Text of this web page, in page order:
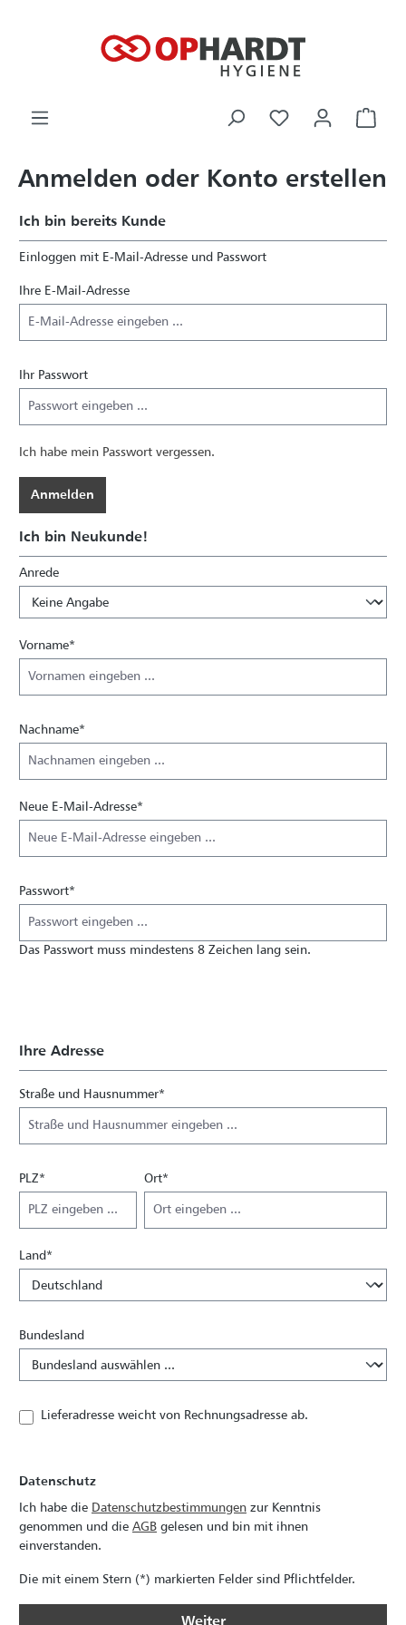
Anmelden oder Konto erstellen
Ich bin bereits Kunde
Einloggen mit E-Mail-Adresse und Passwort
Ihre E-Mail-Adresse
Ihr Passwort
Ich habe mein Passwort vergessen.
Anmelden
Ich bin Neukunde!
Persönliche Informationen
Anrede
Vorname*
Nachname*
Neue E-Mail-Adresse*
Passwort*
Das Passwort muss mindestens 8 Zeichen lang sein.
Ihre Adresse
Straße und Hausnummer*
PLZ* Ort*
Land*
Bundesland
Lieferadresse weicht von Rechnungsadresse ab.
Datenschutz
Ich habe die Datenschutzbestimmungen zur Kenntnis
genommen und die AGB gelesen und bin mit ihnen
einverstanden.
Die mit einem Stern (*) markierten Felder sind Pflichtfelder.